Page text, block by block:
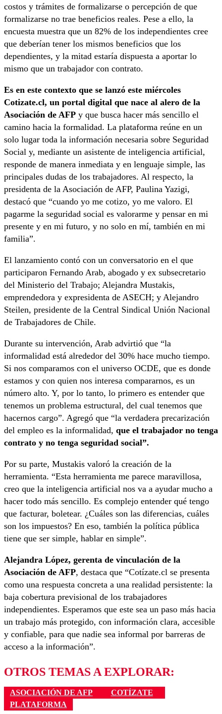
costos y trámites de formalizarse o percepción de que
formalizarse no trae beneficios reales. Pese a ello, la
encuesta muestra que un 82% de los independientes cree
que deberían tener los mismos beneficios que los
dependientes, y la mitad estaría dispuesta a aportar lo
mismo que un trabajador con contrato.
Es en este contexto que se lanzó este miércoles
Cotizate.cl, un portal digital que nace al alero de la
Asociación de AFP y que busca hacer más sencillo el
camino hacia la formalidad. La plataforma reúne en un
solo lugar toda la información necesaria sobre Seguridad
Social y, mediante un asistente de inteligencia artificial,
responde de manera inmediata y en lenguaje simple, las
principales dudas de los trabajadores. Al respecto, la
presidenta de la Asociación de AFP, Paulina Yazigi,
destacó que “cuando yo me cotizo, yo me valoro. El
pagarme la seguridad social es valorarme y pensar en mi
presente y en mi futuro, y no solo en mí, también en mi
familia”.
El lanzamiento contó con un conversatorio en el que
participaron Fernando Arab, abogado y ex subsecretario
del Ministerio del Trabajo; Alejandra Mustakis,
emprendedora y expresidenta de ASECH; y Alejandro
Steilen, presidente de la Central Sindical Unión Nacional
de Trabajadores de Chile.
Durante su intervención, Arab advirtió que “la
informalidad está alrededor del 30% hace mucho tiempo.
Si nos comparamos con el universo OCDE, que es donde
estamos y con quien nos interesa compararnos, es un
número alto. Y, por lo tanto, lo primero es entender que
tenemos un problema estructural, del cual tenemos que
hacernos cargo”. Agregó que “la verdadera precarización
del empleo es la informalidad, que el trabajador no tenga
contrato y no tenga seguridad social”.
Por su parte, Mustakis valoró la creación de la
herramienta. “Esta herramienta me parece maravillosa,
creo que la inteligencia artificial nos va a ayudar mucho a
hacer todo más sencillo. Es complejo entender qué tengo
que facturar, boletear. ¿Cuáles son las diferencias, cuáles
son los impuestos? En eso, también la política pública
tiene que ser simple, hablar en simple”.
Alejandra López, gerenta de vinculación de la
Asociación de AFP, destaca que “Cotízate.cl se presenta
como una respuesta concreta a una realidad persistente: la
baja cobertura previsional de los trabajadores
independientes. Esperamos que este sea un paso más hacia
un trabajo más protegido, con información clara, accesible
y confiable, para que nadie sea informal por barreras de
acceso a la información”.
OTROS TEMAS A EXPLORAR:
ASOCIACIÓN DE AFP
COTÍZATE
PLATAFORMA